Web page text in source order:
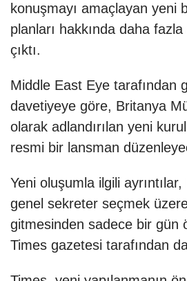
konuşmayı amaçlayan yeni
planları hakkında daha fazla
çıktı.
Middle East Eye tarafından
davetiyeye göre, Britanya
olarak adlandırılan yeni
resmi bir lansman
Yeni oluşumla ilgili
genel sekreter seçmek
gitmesinden sadece bir gün
Times gazetesi tarafından